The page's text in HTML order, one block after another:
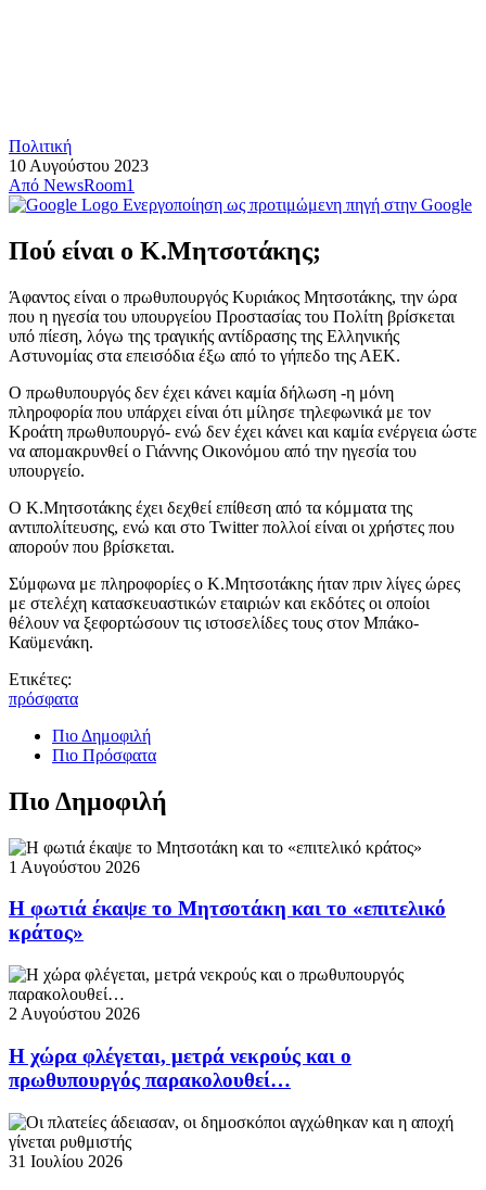
Πολιτική
10 Αυγούστου 2023
Από NewsRoom1
Ενεργοποίηση ως προτιμώμενη πηγή στην Google
Πού είναι ο Κ.Μητσοτάκης;
Άφαντος είναι ο πρωθυπουργός Κυριάκος Μητσοτάκης, την ώρα
που η ηγεσία του υπουργείου Προστασίας του Πολίτη βρίσκεται
υπό πίεση, λόγω της τραγικής αντίδρασης της Ελληνικής
Αστυνομίας στα επεισόδια έξω από το γήπεδο της ΑΕΚ.
Ο πρωθυπουργός δεν έχει κάνει καμία δήλωση -η μόνη
πληροφορία που υπάρχει είναι ότι μίλησε τηλεφωνικά με τον
Κροάτη πρωθυπουργό- ενώ δεν έχει κάνει και καμία ενέργεια ώστε
να απομακρυνθεί ο Γιάννης Οικονόμου από την ηγεσία του
υπουργείο.
Ο Κ.Μητσοτάκης έχει δεχθεί επίθεση από τα κόμματα της
αντιπολίτευσης, ενώ και στο Twitter πολλοί είναι οι χρήστες που
απορούν που βρίσκεται.
Σύμφωνα με πληροφορίες ο Κ.Μητσοτάκης ήταν πριν λίγες ώρες
με στελέχη κατασκευαστικών εταιριών και εκδότες οι οποίοι
θέλουν να ξεφορτώσουν τις ιστοσελίδες τους στον Μπάκο-
Καϋμενάκη.
Ετικέτες:
πρόσφατα
Πιο Δημοφιλή
Πιο Πρόσφατα
Πιο Δημοφιλή
1 Αυγούστου 2026
Η φωτιά έκαψε το Μητσοτάκη και το «επιτελικό
κράτος»
2 Αυγούστου 2026
Η χώρα φλέγεται, μετρά νεκρούς και ο
πρωθυπουργός παρακολουθεί…
31 Ιουλίου 2026